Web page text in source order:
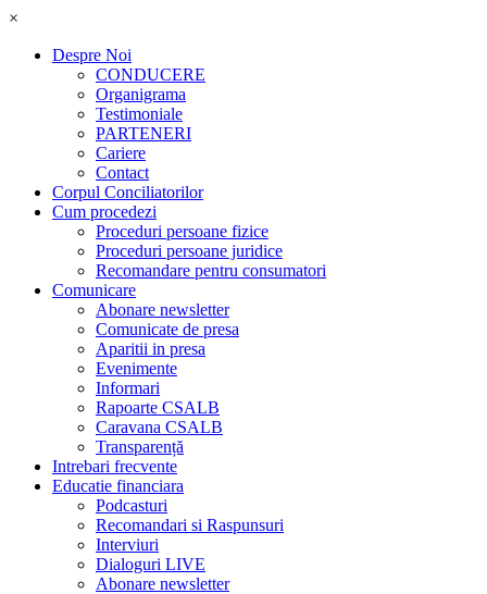
×
Despre Noi
CONDUCERE
Organigrama
Testimoniale
PARTENERI
Cariere
Contact
Corpul Conciliatorilor
Cum procedezi
Proceduri persoane fizice
Proceduri persoane juridice
Recomandare pentru consumatori
Comunicare
Abonare newsletter
Comunicate de presa
Aparitii in presa
Evenimente
Informari
Rapoarte CSALB
Caravana CSALB
Transparență
Intrebari frecvente
Educatie financiara
Podcasturi
Recomandari si Raspunsuri
Interviuri
Dialoguri LIVE
Abonare newsletter